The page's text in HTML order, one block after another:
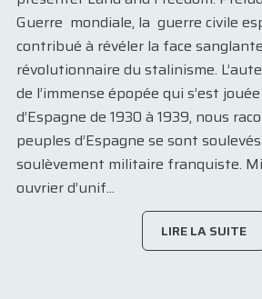
Guerre mondiale, la guerre civile
contribué à révéler la face
révolutionnaire du stalinisme.
de l’immense épopée qui s’est
d’Espagne de 1930 à 1939, nous
peuples d’Espagne se sont
soulèvement militaire franquiste.
ouvrier d’unif...
LIRE LA SUITE